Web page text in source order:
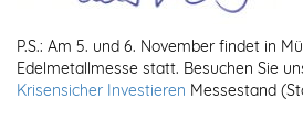
P.S.: Am 5. und 6. November findet in
Edelmetallmesse statt. Besuchen Sie
Krisensicher Investieren Messestand